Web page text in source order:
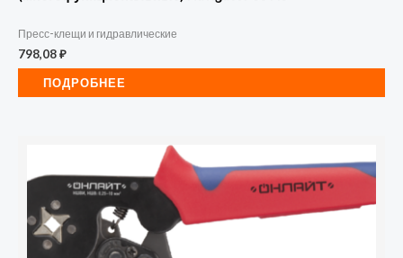
Пресс-клещи и гидравлические
798,08₽
ПОДРОБНЕЕ